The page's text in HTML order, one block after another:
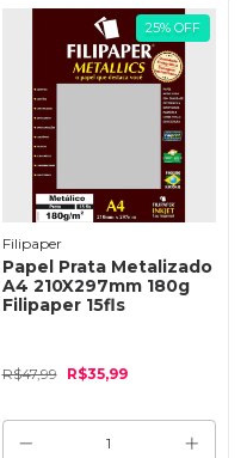
25% OFF
Filipaper
Papel Prata Metalizado
A4 210X297mm 180g
Filipaper 15fls
R$47,99 R$35,99